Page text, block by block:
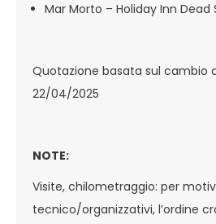
Mar Morto – Holiday Inn Dead
Quotazione basata sul cambio
22/04/2025
NOTE:
Visite, chilometraggio: per
tecnico/organizzativi, l’ordine